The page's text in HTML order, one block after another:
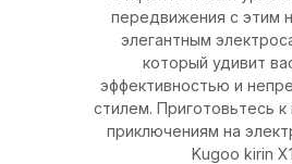
передвижения с этим
элегантным
который удивит
эффективностью и
стилем. Приготовьтесь
приключениям на
Kugoo kirin